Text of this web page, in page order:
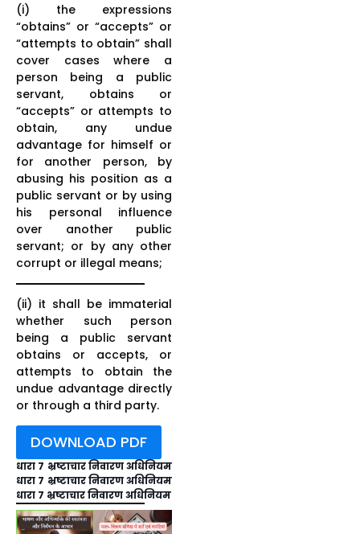
(i) the expressions
“obtains” or “accepts” or
“attempts to obtain” shall
cover cases where a
person being a public
servant, obtains or
“accepts” or attempts to
obtain, any undue
advantage for himself or
for another person, by
abusing his position as a
public servant or by using
his personal influence
over another public
servant; or by any other
corrupt or illegal means;
(ii) it shall be immaterial
whether such person
being a public servant
obtains or accepts, or
attempts to obtain the
undue advantage directly
or through a third party.
DOWNLOAD PDF
धारा 7 भ्रष्टाचार निवारण अधिनियम
धारा 7 भ्रष्टाचार निवारण अधिनियम
धारा 7 भ्रष्टाचार निवारण अधिनियम